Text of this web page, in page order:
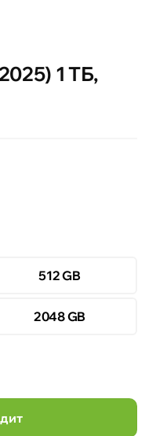
1 ТБ,
512 GB
2048 GB